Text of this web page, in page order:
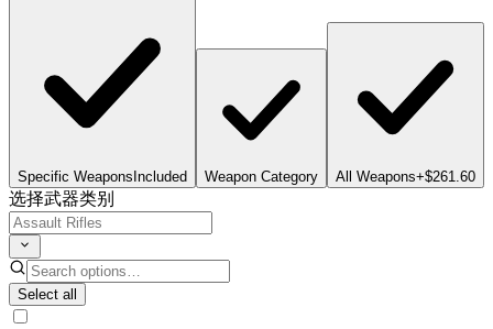
Specific Weapons Included Weapon Category All Weapons+$261.60
选择武器类别
Select all